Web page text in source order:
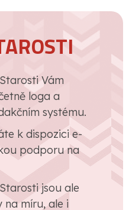
Vám
loga a
systému.
k dispozici e-
podporu na
jsou ale
na míru, ale i